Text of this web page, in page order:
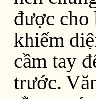
được cho
khiếm
cầm tay
trước.